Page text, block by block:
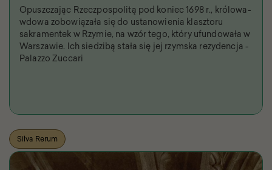
Opuszczając Rzeczpospolitą pod koniec 1698 r., królowa-
wdowa zobowiązała się do ustanowienia klasztoru
sakramentek w Rzymie, na wzór tego, który ufundowała w
Warszawie. Ich siedzibą stała się jej rzymska rezydencja -
Palazzo Zuccari
Silva Rerum